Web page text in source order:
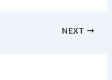
NEXT